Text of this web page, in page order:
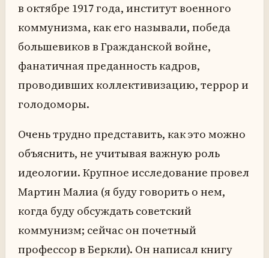
в октябре 1917 года, институт военного
коммунизма, как его называли, победа
большевиков в Гражданской войне,
фанатичная преданность кадров,
проводивших коллективизацию, террор и
голодоморы.
Очень трудно представить, как это можно
объяснить, не учитывая важную роль
идеологии. Крупное исследование провел
Мартин Малиа (я буду говорить о нем,
когда буду обсуждать советский
коммунизм; сейчас он почетный
профессор в Беркли). Он написал книгу